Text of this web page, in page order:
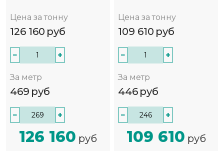
Цена за тонну
126 160 руб
− +
За метр
469 руб
− +
126 160 руб
Цена за тонну
109 610 руб
− +
За метр
446 руб
− +
109 610 руб